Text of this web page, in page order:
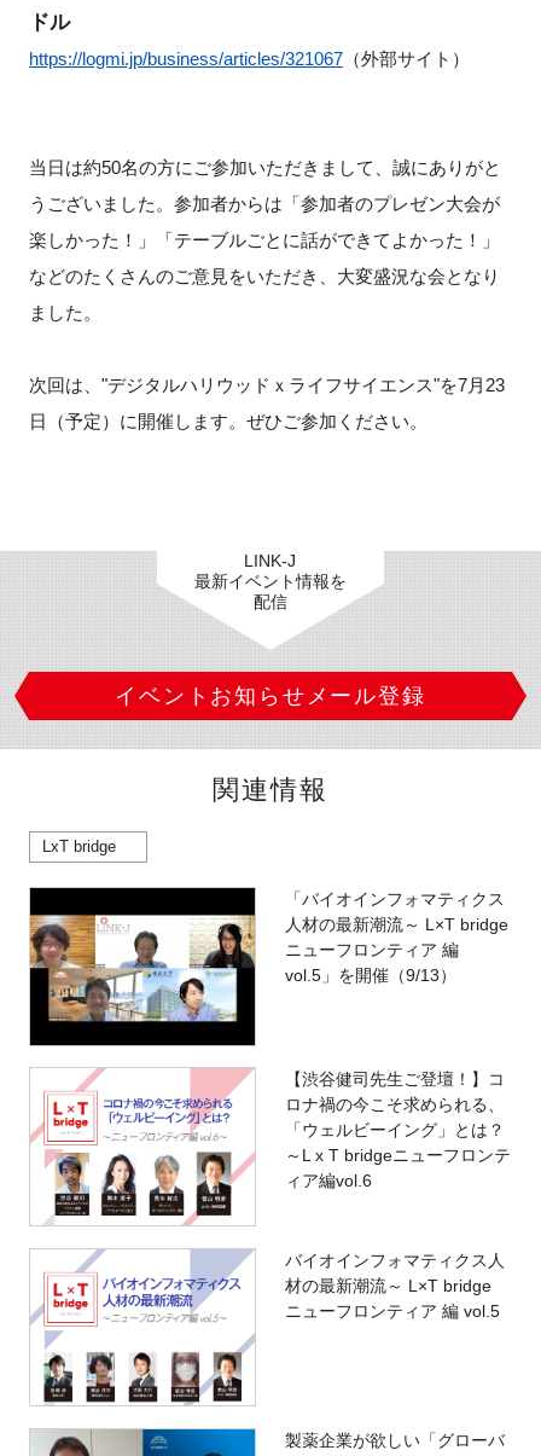
ドル
https://logmi.jp/business/articles/321067（外部サイト）
当日は約50名の方にご参加いただきまして、誠にありがと
うございました。参加者からは「参加者のプレゼン大会が
楽しかった！」「テーブルごとに話ができてよかった！」
などのたくさんのご意見をいただき、大変盛況な会となり
ました。
次回は、"デジタルハリウッドｘライフサイエンス"を7月23
日（予定）に開催します。ぜひご参加ください。
LINK-J
最新イベント情報を
配信
イベントお知らせメール登録
関連情報
LxT bridge
「バイオインフォマティクス
人材の最新潮流～ L×T bridge
ニューフロンティア 編
vol.5」を開催（9/13）
【渋谷健司先生ご登壇！】コ
ロナ禍の今こそ求められる、
「ウェルビーイング」とは？
～L x T bridgeニューフロンテ
ィア編vol.6
バイオインフォマティクス人
材の最新潮流～ L×T bridge
ニューフロンティア 編 vol.5
製薬企業が欲しい「グローバ